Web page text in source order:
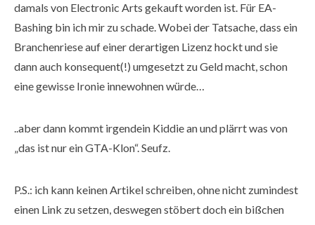
damals von Electronic Arts gekauft worden ist. Für EA-
Bashing bin ich mir zu schade. Wobei der Tatsache, dass ein
Branchenriese auf einer derartigen Lizenz hockt und sie
dann auch konsequent(!) umgesetzt zu Geld macht, schon
eine gewisse Ironie innewohnen würde…
..aber dann kommt irgendein Kiddie an und plärrt was von
„das ist nur ein GTA-Klon“. Seufz.
P.S.: ich kann keinen Artikel schreiben, ohne nicht zumindest
einen Link zu setzen, deswegen stöbert doch ein bißchen